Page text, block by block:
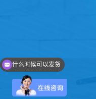
介绍一下产品